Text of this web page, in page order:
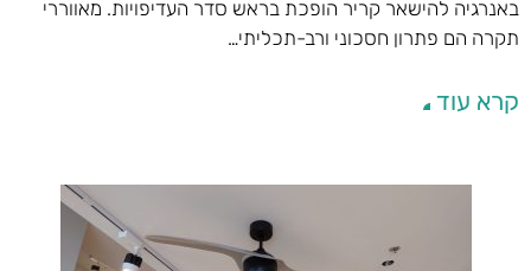
באנרגיה להישאר קריר הופכת בראש סדר העדיפויות. מאווררי
תקרה הם פתרון חסכוני ורב-תכליתי…
קרא עוד